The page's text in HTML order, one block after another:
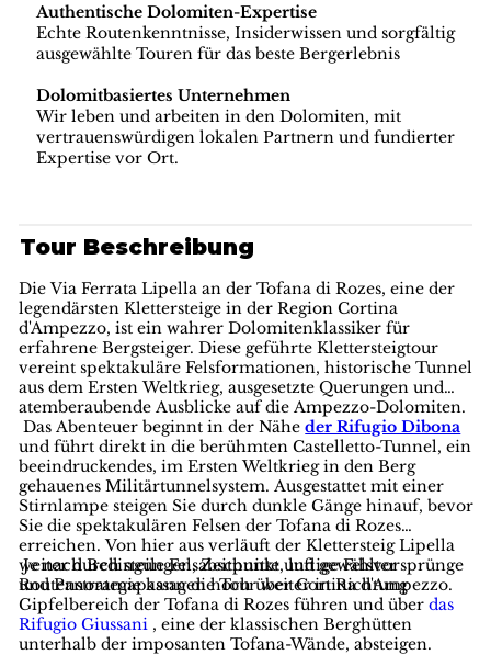
Authentische Dolomiten-Expertise
Echte Routenkenntnisse, Insiderwissen und sorgfältig
ausgewählte Touren für das beste Bergerlebnis
Dolomitbasiertes Unternehmen
Wir leben und arbeiten in den Dolomiten, mit
vertrauenswürdigen lokalen Partnern und fundierter
Expertise vor Ort.
Tour Beschreibung
Die Via Ferrata Lipella an der Tofana di Rozes, eine der
legendärsten Klettersteige in der Region Cortina
d'Ampezzo, ist ein wahrer Dolomitenklassiker für
erfahrene Bergsteiger. Diese geführte Klettersteigtour
vereint spektakuläre Felsformationen, historische Tunnel
aus dem Ersten Weltkrieg, ausgesetzte Querungen und
atemberaubende Ausblicke auf die Ampezzo-Dolomiten.
Das Abenteuer beginnt in der Näheder Rifugio Dibona
und führt direkt in die berühmten Castelletto-Tunnel, ein
beeindruckendes, im Ersten Weltkrieg in den Berg
gehauenes Militärtunnelsystem. Ausgestattet mit einer
Stirnlampe steigen Sie durch dunkle Gänge hinauf, bevor
Sie die spektakulären Felsen der Tofana di Rozes
erreichen. Von hier aus verläuft der Klettersteig Lipella
weiter durch steile Felsabschnitte, luftige Felsvorsprünge
und Panoramapassagen hoch über Cortina d'Ampezzo.
Je nach Bedingungen, Zeitpunkt und gewählter
Routenstrategie kann die Tour weiter in Richtung
Gipfelbereich der Tofana di Rozes führen und überdas
Rifugio Giussani , eine der klassischen Berghütten
unterhalb der imposanten Tofana-Wände, absteigen.